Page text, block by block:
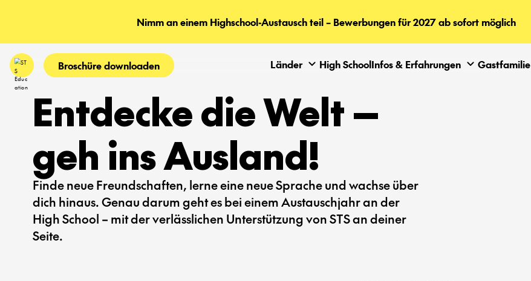
Nimm an einem Highschool-Austausch teil – Bewerbungen für 2027 ab sofort möglich
Broschüre downloaden Länder High SchoolInfos & Erfahrungen Gastfamilie
Entdecke die Welt —
geh ins Ausland!
Finde neue Freundschaften, lerne eine neue Sprache und wachse über
dich hinaus. Genau darum geht es bei einem Austauschjahr an der
High School – mit der verlässlichen Unterstützung von STS an deiner
Seite.